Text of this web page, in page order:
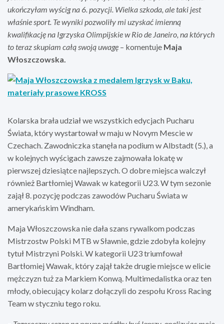
ukończyłam wyścig na 6. pozycji. Wielka szkoda, ale taki jest
właśnie sport. Te wyniki pozwoliły mi uzyskać imienną
kwalifikację na Igrzyska Olimpijskie w Rio de Janeiro, na których
to teraz skupiam całą swoją uwagę – komentuje Maja
Włoszczowska.
Kolarska brała udział we wszystkich edycjach Pucharu
Świata, który wystartował w maju w Novym Mescie w
Czechach. Zawodniczka stanęła na podium w Albstadt (5.), a
w kolejnych wyścigach zawsze zajmowała lokatę w
pierwszej dziesiątce najlepszych. O dobre miejsca walczył
również Bartłomiej Wawak w kategorii U23. W tym sezonie
zajął 8. pozycję podczas zawodów Pucharu Świata w
amerykańskim Windham.
Maja Włoszczowska nie dała szans rywalkom podczas
Mistrzostw Polski MTB w Sławnie, gdzie zdobyła kolejny
tytuł Mistrzyni Polski. W kategorii U23 triumfował
Bartłomiej Wawak, który zajął także drugie miejsce w elicie
mężczyzn tuż za Markiem Konwą. Multimedalistka oraz ten
młody, obiecujący kolarz dołączyli do zespołu Kross Racing
Team w styczniu tego roku.